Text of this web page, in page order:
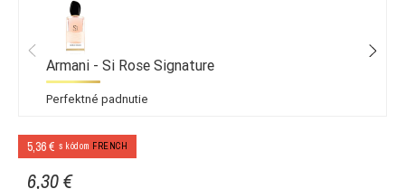
Armani - Si Rose Signature
Perfektné padnutie
5,36 € s kódom FRENCH
6,30 €